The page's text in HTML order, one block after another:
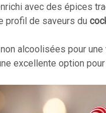
avec des épices
profil de saveurs du
alcoolisées pour
excellente option